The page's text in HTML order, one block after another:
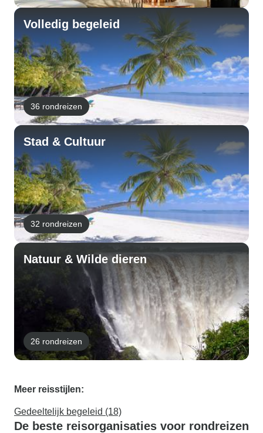
Volledig begeleid
36 rondreizen
Stad & Cultuur
32 rondreizen
Natuur & Wilde dieren
26 rondreizen
Meer reisstijlen:
Gedeeltelijk begeleid (18)
De beste reisorganisaties voor rondreizen